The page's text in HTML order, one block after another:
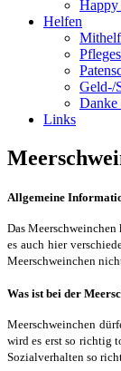
Happy
Helfen
Geld-/
Danke
Links
Allgemeine
Das
es auch hier
Meerschweinchen
Was ist bei der
Meerschweinchen
wird es erst so richtig
Sozialverhalten so